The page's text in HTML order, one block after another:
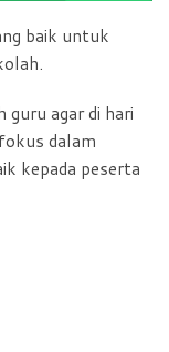
baik untuk
agar di hari
dalam
kepada peserta